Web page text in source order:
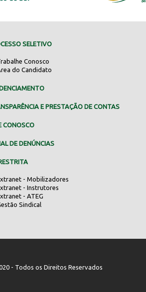
SELETIVO
Conosco
do Candidato
E PRESTAÇÃO DE CONTAS
CONOSCO
DE DENÚNCIAS
- Mobilizadores
- Instrutores
- ATEG
Sindical
- Todos os Direitos Reservados